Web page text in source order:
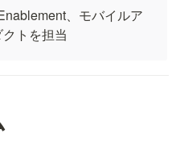
、モバイルア
トを担当